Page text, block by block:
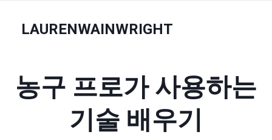
LAURENWAINWRIGHT
농구 프로가 사용하는
기술 배우기